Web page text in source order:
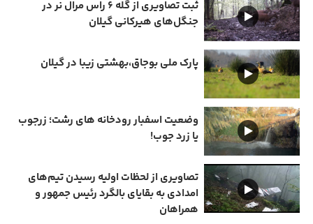
ثبت تصاویری از گله ۶ راس مرال نر در
جنگل‌های هیرکانی گیلان
پارک ملی بوجاق،بهشتی زیبا در گیلان
وضعیت اسفبار رودخانه های رشت؛ زرجوب
یا زرد جوب!
تصاویری از لحظات اولیه رسیدن تیم‌های
امدادی به بقایای بالگرد رئیس جمهور و
همراهان